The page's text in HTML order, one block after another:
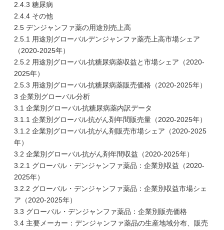
2.4.3 糖尿病
2.4.4 その他
2.5 デンジャンファ薬の用途別売上高
2.5.1 用途別グローバルデンジャンファ薬売上高市場シェア
（2020-2025年）
2.5.2 用途別グローバル抗糖尿病薬収益と市場シェア（2020-
2025年）
2.5.3 用途別グローバル抗糖尿病薬販売価格（2020-2025年）
3 企業別グローバル分析
3.1 企業別グローバル抗糖尿病薬内訳データ
3.1.1 企業別グローバル抗がん剤年間販売量（2020-2025年）
3.1.2 企業別グローバル抗がん剤販売市場シェア（2020-2025
年）
3.2 企業別グローバル抗がん剤年間収益（2020-2025年）
3.2.1 グローバル・デンジャンファ薬品：企業別収益（2020-
2025年）
3.2.2 グローバル・デンジャンファ薬品：企業別収益市場シェ
ア（2020-2025年）
3.3 グローバル・デンジャンファ薬品：企業別販売価格
3.4 主要メーカー：デンジャンファ薬品の生産地域分布、販売